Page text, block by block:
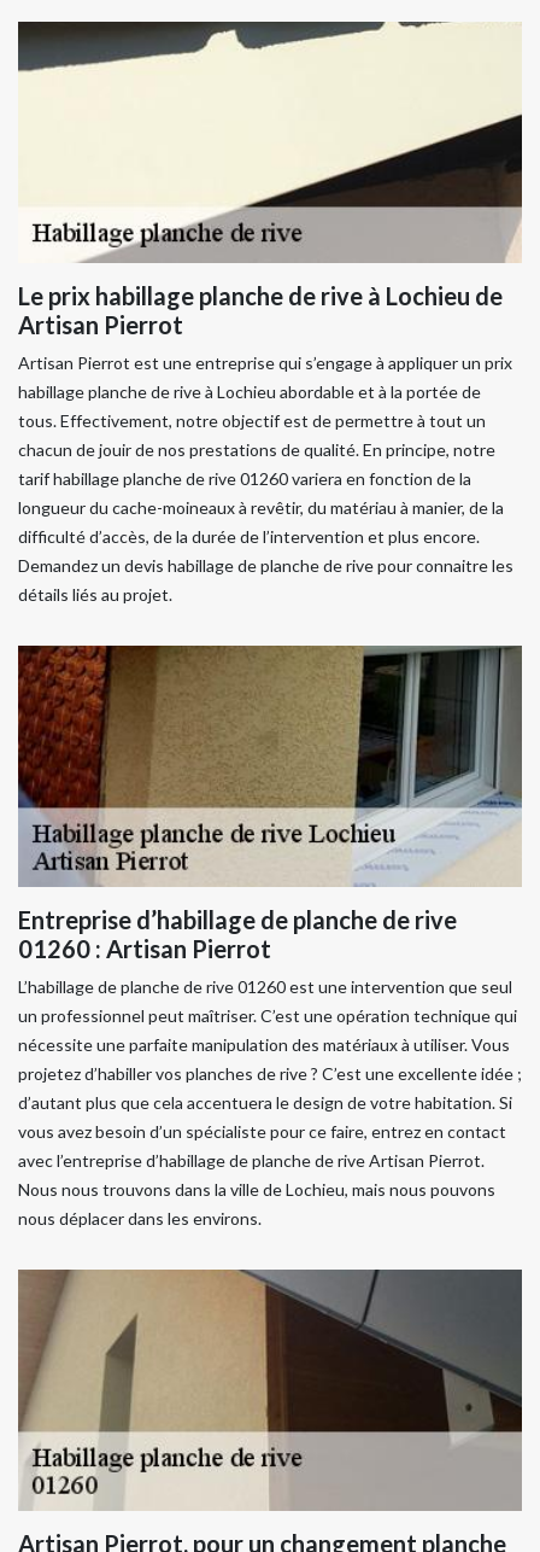
Le prix habillage planche de rive à Lochieu de
Artisan Pierrot
Artisan Pierrot est une entreprise qui s’engage à appliquer un prix
habillage planche de rive à Lochieu abordable et à la portée de
tous. Effectivement, notre objectif est de permettre à tout un
chacun de jouir de nos prestations de qualité. En principe, notre
tarif habillage planche de rive 01260 variera en fonction de la
longueur du cache-moineaux à revêtir, du matériau à manier, de la
difficulté d’accès, de la durée de l’intervention et plus encore.
Demandez un devis habillage de planche de rive pour connaitre les
détails liés au projet.
Entreprise d’habillage de planche de rive
01260 : Artisan Pierrot
L’habillage de planche de rive 01260 est une intervention que seul
un professionnel peut maîtriser. C’est une opération technique qui
nécessite une parfaite manipulation des matériaux à utiliser. Vous
projetez d’habiller vos planches de rive ? C’est une excellente idée ;
d’autant plus que cela accentuera le design de votre habitation. Si
vous avez besoin d’un spécialiste pour ce faire, entrez en contact
avec l’entreprise d’habillage de planche de rive Artisan Pierrot.
Nous nous trouvons dans la ville de Lochieu, mais nous pouvons
nous déplacer dans les environs.
Artisan Pierrot, pour un changement planche